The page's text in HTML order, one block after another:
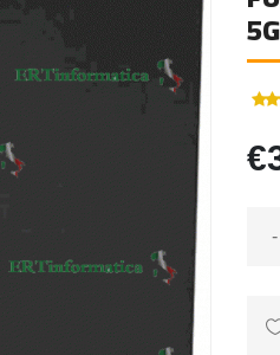
-